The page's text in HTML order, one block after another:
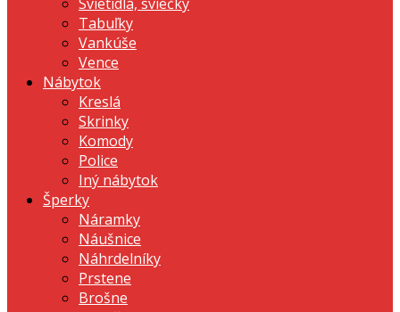
Tabuľky
Vankúše
Vence
Nábytok
Kreslá
Skrinky
Komody
Police
Iný nábytok
Šperky
Náramky
Náušnice
Náhrdelníky
Prstene
Brošne